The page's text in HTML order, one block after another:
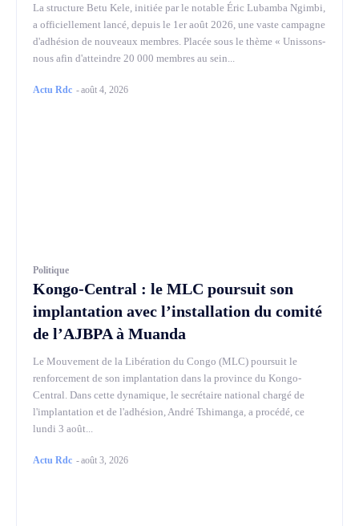
La structure Betu Kele, initiée par le notable Éric Lubamba Ngimbi,
a officiellement lancé, depuis le 1er août 2026, une vaste campagne
d'adhésion de nouveaux membres. Placée sous le thème « Unissons-
nous afin d'atteindre 20 000 membres au sein...
Actu Rdc -août 4, 2026
Politique
Kongo-Central : le MLC poursuit son
implantation avec l’installation du comité
de l’AJBPA à Muanda
Le Mouvement de la Libération du Congo (MLC) poursuit le
renforcement de son implantation dans la province du Kongo-
Central. Dans cette dynamique, le secrétaire national chargé de
l'implantation et de l'adhésion, André Tshimanga, a procédé, ce
lundi 3 août...
Actu Rdc -août 3, 2026